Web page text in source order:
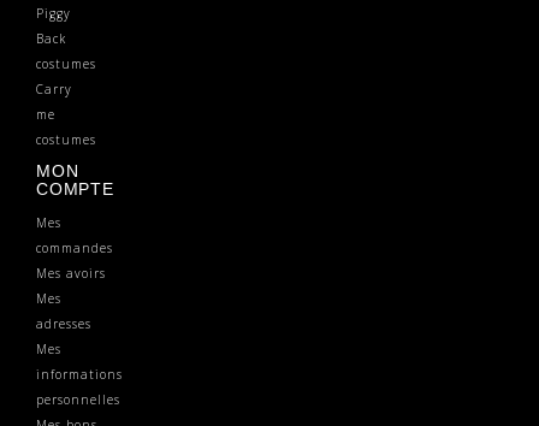
Piggy
Back
costumes
Carry
me
costumes
MON
COMPTE
Mes
commandes
Mes avoirs
Mes
adresses
Mes
informations
personnelles